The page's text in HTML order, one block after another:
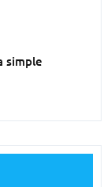
simple